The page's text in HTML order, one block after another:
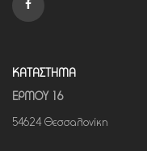
ΚΑΤΑΣΤΗΜΑ
ΕΡΜΟΥ 16
54624 Θεσσαλονίκη